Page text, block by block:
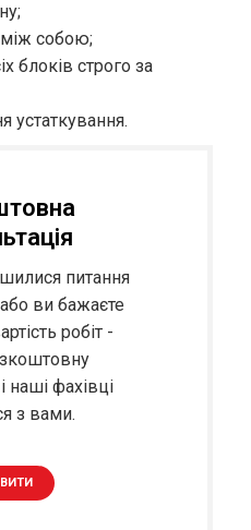
між собою;
блоків строго за
устаткування.
питання
ви бажаєте
робіт -
наші фахівці
з вами.